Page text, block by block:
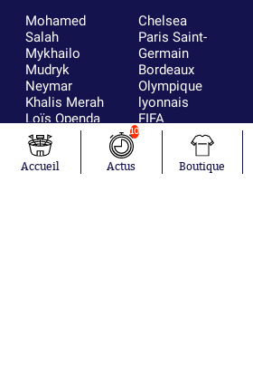
Mohamed
Salah
Mykhailo
Mudryk
Neymar
Khalis Merah
Loïs Openda
Moussa
Niakhaté
Nicolás
Chelsea
Paris Saint-
Germain
Bordeaux
Olympique
lyonnais
FIFA
Real Madrid
RC Strasbourg
AC Milan
Accueil
10
Actus Boutique